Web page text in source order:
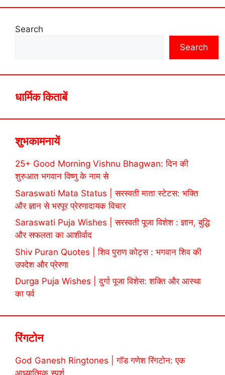
Search
Search
धार्मिक किताबें
शुभकामनायें
25+ Good Morning Vishnu Bhagwan: दिन की
शुरुआत भगवान विष्णु के नाम से
Saraswati Mata Status | सरस्वती माता स्टेटस: भक्ति
और ज्ञान से भरपूर प्रेरणादायक विचार
Saraswati Puja Wishes | सरस्वती पूजा विशेश : ज्ञान, बुद्धि
और सफलता का आशीर्वाद
Shiv Puran Quotes | शिव पुराण कोट्स : भगवान शिव की
उपदेश और प्रेरणा
Durga Puja Wishes | दुर्गा पूजा विशेस: शक्ति और आस्था
का पर्व
रिंगटोन
God Ganesh Ringtones | गॉड गणेश रिंगटोन: एक